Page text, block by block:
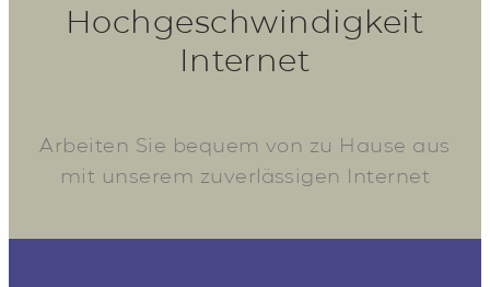
Hochgeschwindigkeit
Internet
Arbeiten Sie bequem von zu Hause aus
mit unserem zuverlässigen Internet